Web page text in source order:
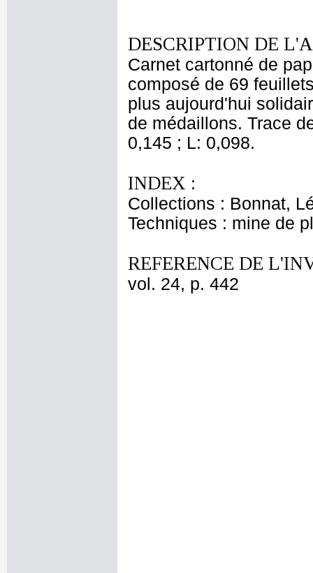
DESCRIPTION DE
Carnet cartonné de
composé de 69
plus aujourd'hui
de médaillons. Trace
0,145 ; L: 0,098.
INDEX :
Collections : Bonnat,
Techniques : mine de
REFERENCE DE
vol. 24, p. 442